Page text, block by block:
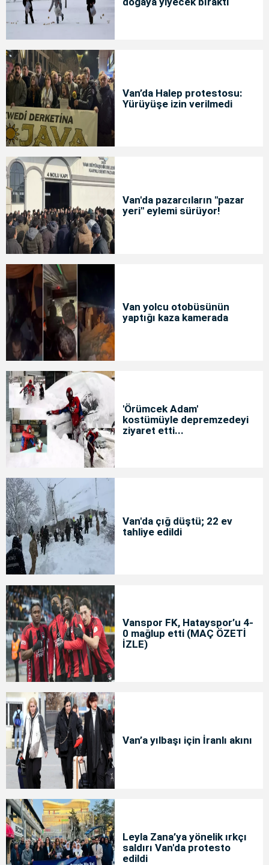
Van’da Halep protestosu:
Yürüyüşe izin verilmedi
Van'da pazarcıların "pazar
yeri" eylemi sürüyor!
Van yolcu otobüsünün
yaptığı kaza kamerada
'Örümcek Adam'
kostümüyle depremzedeyi
ziyaret etti...
Van'da çığ düştü; 22 ev
tahliye edildi
Vanspor FK, Hatayspor’u 4-
0 mağlup etti (MAÇ ÖZETİ
İZLE)
Van’a yılbaşı için İranlı akını
Leyla Zana’ya yönelik ırkçı
saldırı Van'da protesto
edildi